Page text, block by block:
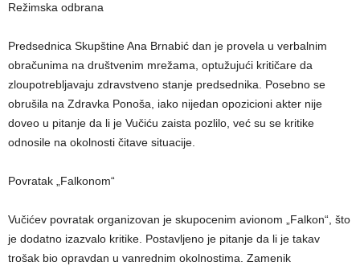
Režimska odbrana
Predsednica Skupštine Ana Brnabić dan je provela u verbalnim
obračunima na društvenim mrežama, optužujući kritičare da
zloupotrebljavaju zdravstveno stanje predsednika. Posebno se
obrušila na Zdravka Ponoša, iako nijedan opozicioni akter nije
doveo u pitanje da li je Vučiću zaista pozlilo, već su se kritike
odnosile na okolnosti čitave situacije.
Povratak „Falkonom“
Vučićev povratak organizovan je skupocenim avionom „Falkon“, što
je dodatno izazvalo kritike. Postavljeno je pitanje da li je takav
trošak bio opravdan u vanrednim okolnostima. Zamenik